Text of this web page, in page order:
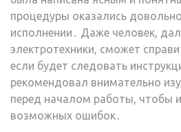
процедуры оказались
исполнении․ Даже человек,
электротехники, сможет
если будет следовать
рекомендовал внимательно
перед началом работы, чтобы
возможных ошибок․